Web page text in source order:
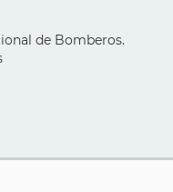
de Bomberos.